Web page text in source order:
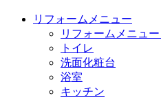
リフォームメニュー
リフォームメニュ
トイレ
洗面化粧台
浴室
キッチン